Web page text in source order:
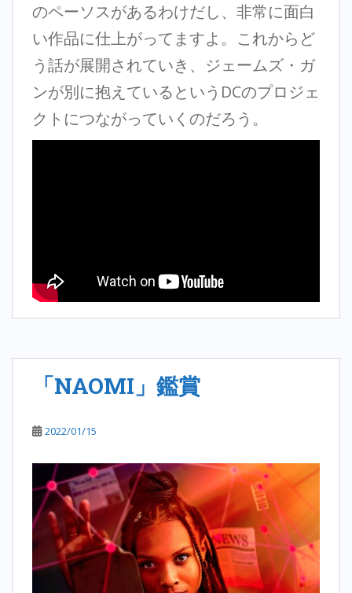
のペーソスがあるわけだし、非常に面白
い作品に仕上がってますよ。これからど
う話が展開されていき、ジェームズ・ガ
ンが別に抱えているというDCのプロジェ
クトにつながっていくのだろう。
「NAOMI」鑑賞
2022/01/15